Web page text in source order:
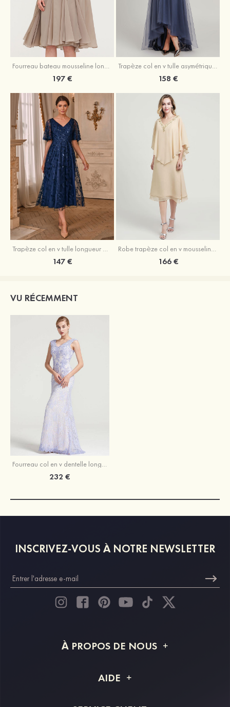
Fourreau bateau mousseline longueur genou robe de mère de la mariée avec appliqué plissé veste
197 €
Trapèze col en v tulle asymétrique robe de mère de la mariée
158 €
Trapèze col en v tulle longueur mollet robe de mère de la mariée avec appliqué paillettes ceinture
147 €
Robe trapèze col en v mousseline longueur mollet robe de mère de la mariée avec perle
166 €
VU RÉCEMMENT
Fourreau col en v dentelle longueur ras du sol robe de mère de la mariée avec appliqué paillettes
232 €
INSCRIVEZ-VOUS À NOTRE NEWSLETTER
À PROPOS DE NOUS
Livraison
AIDE